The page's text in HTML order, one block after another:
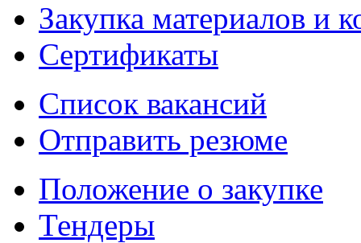
Закупка материалов и
Сертификаты
Список вакансий
Отправить резюме
Положение о закупке
Тендеры